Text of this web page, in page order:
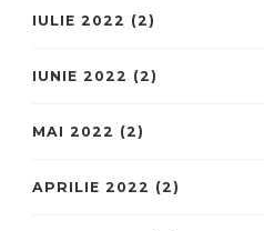
IULIE 2022 (2)
IUNIE 2022 (2)
MAI 2022 (2)
APRILIE 2022 (2)